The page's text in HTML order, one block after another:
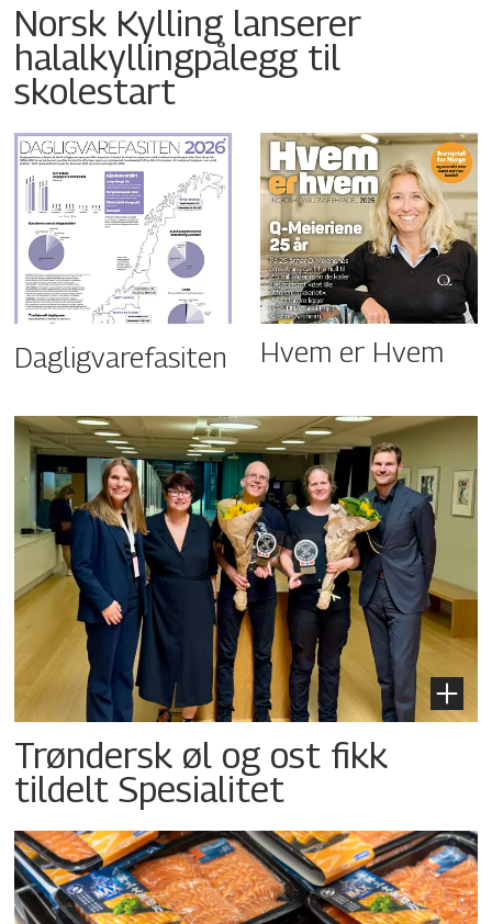
Norsk Kylling lanserer
halalkyllingpålegg til
skolestart
Dagligvarefasiten Hvem er Hvem
Trøndersk øl og ost fikk
tildelt Spesialitet